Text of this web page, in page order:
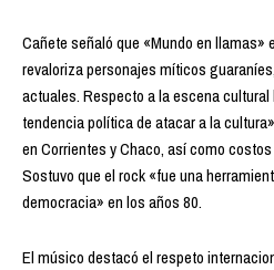
Cañete señaló que «Mundo en llamas»
revaloriza personajes míticos
actuales. Respecto a la escena
tendencia política de atacar a la
en Corrientes y Chaco, así como
Sostuvo que el rock «fue una
democracia» en los años 80.
El músico destacó el respeto